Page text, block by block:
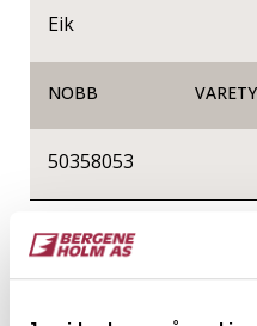
Eik
NOBB
50358053
Produktinformasjon